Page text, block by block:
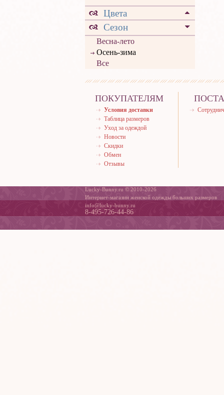
Цвета
Сезон
Весна-лето
Осень-зима
Все
ПОКУПАТЕЛЯМ
Условия доставки
Таблица размеров
Уход за одеждой
Новости
Скидки
Обмен
Отзывы
Lucky-Bunny.ru © 2010-2026
Интернет-магазин женской одежды больших размеров
info@lucky-bunny.ru
8-495-726-44-86